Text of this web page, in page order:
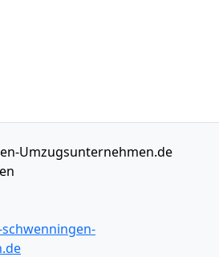
Umzugsunternehmen.de